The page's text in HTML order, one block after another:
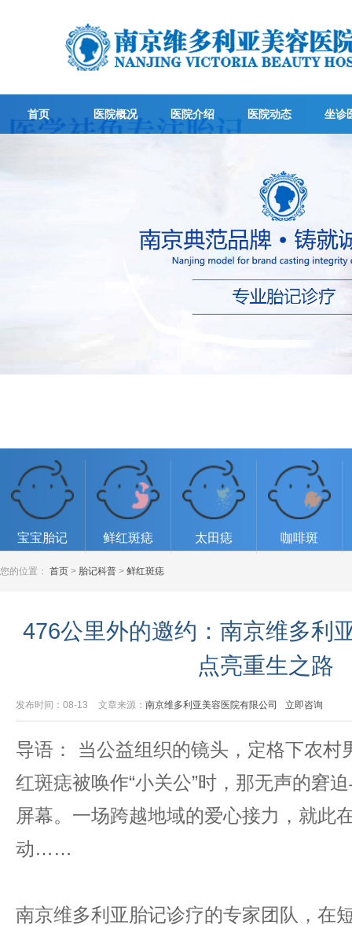
首页 医院概况 医院介绍 医院动态 坐诊
宝宝胎记 鲜红斑痣 太田痣 咖啡斑
您的位置： 首页 > 胎记科普 > 鲜红斑痣
476公里外的邀约：南京维多利
点亮重生之路
发布时间：08-13 文章来源： 南京维多利亚美容医院有限公司 立即咨询
导语： 当公益组织的镜头，定格下农村
红斑痣被唤作“小关公”时，那无声的窘
屏幕。一场跨越地域的爱心接力，就此
动……
南京维多利亚胎记诊疗的专家团队，在